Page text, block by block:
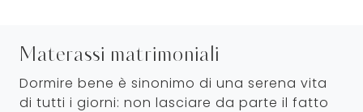
Materassi matrimoniali
Dormire bene è sinonimo di una serena vita
di tutti i giorni: non lasciare da parte il fatto